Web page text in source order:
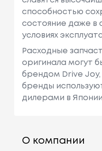
способностью
состояние даже в
условиях
Расходные
оригинала могут
брендом Drive Joy,
бренды
дилерами в
О компании